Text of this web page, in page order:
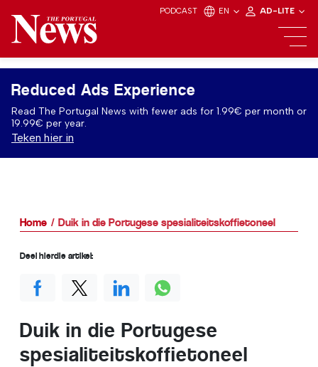
PODCAST EN AD-LITE
Reduced Ads Experience
Read The Portugal News with fewer ads for 1.99€ per month or
19.99€ per year.
Teken hier in
Home Duik in die Portugese spesialiteitskoffietoneel
Duik in die Portugese
spesialiteitskoffietoneel
Deel hierdie artikel: